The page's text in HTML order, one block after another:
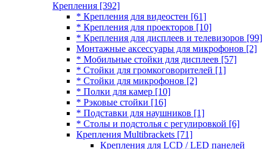
Крепления [392]
* Крепления для видеостен [61]
* Крепления для проекторов [10]
* Крепления для дисплеев и телевизоров [99]
Монтажные аксессуары для микрофонов [2]
* Мобильные стойки для дисплеев [57]
* Стойки для громкоговорителей [1]
* Стойки для микрофонов [2]
* Полки для камер [10]
* Рэковые стойки [16]
* Подставки для наушников [1]
* Столы и подстолья с регулировкой [6]
Крепления Multibrackets [71]
Крепления для LCD / LED панелей